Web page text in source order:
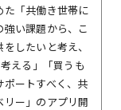
「共働き世帯に
い課題から、こ
したいと考え、
える」「買うも
ートすべく、共
ー」のアプリ開